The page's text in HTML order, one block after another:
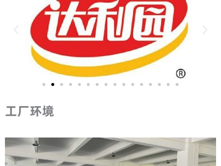
工厂环境